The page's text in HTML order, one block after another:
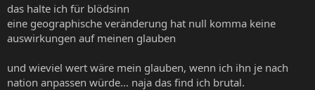
das halte ich für blödsinn
eine geographische veränderung hat null komma keine
auswirkungen auf meinen glauben
und wieviel wert wäre mein glauben, wenn ich ihn je nach
nation anpassen würde... naja das find ich brutal.